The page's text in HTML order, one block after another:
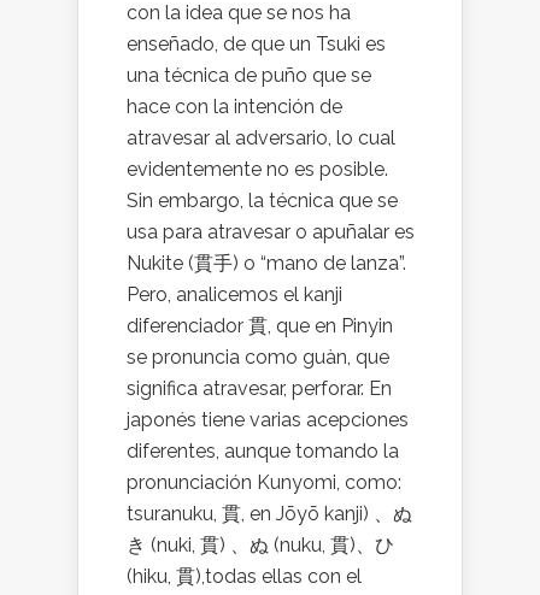
con la idea que se nos ha
enseñado, de que un Tsuki es
una técnica de puño que se
hace con la intención de
atravesar al adversario, lo cual
evidentemente no es posible.
Sin embargo, la técnica que se
usa para atravesar o apuñalar es
Nukite (貫手) o “mano de lanza”.
Pero, analicemos el kanji
diferenciador 貫, que en Pinyin
se pronuncia como guàn, que
significa atravesar, perforar. En
japonés tiene varias acepciones
diferentes, aunque tomando la
pronunciación Kunyomi, como:
tsuranuku, 貫, en Jōyō kanji) 、ぬ
き (nuki, 貫) 、ぬ (nuku, 貫)、ひ
(hiku, 貫),todas ellas con el